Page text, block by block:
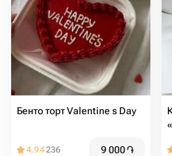
Бенто торт Valentine s Day
4.94236 9 000֏